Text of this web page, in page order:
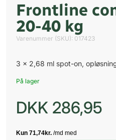
Frontline
20-40 kg
Varenummer (SKU): 017423
3 x 2,68 ml spot-on,
På lager
DKK 286,95